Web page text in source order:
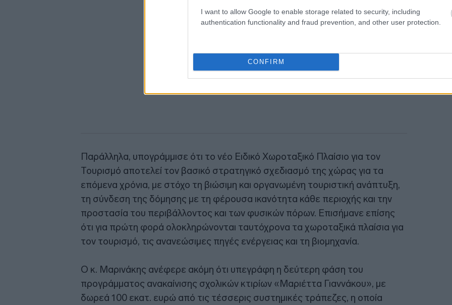
I want to allow Google to enable storage related to security, including
authentication functionality and fraud prevention, and other user protection.
CONFIRM
Παράλληλα, υπογράμμισε ότι το νέο Ειδικό Χωροταξικό Πλαίσιο για τον
Τουρισμό αποτελεί τον βασικό στρατηγικό σχεδιασμό της χώρας για τα
επόμενα χρόνια, με στόχο τη βιώσιμη και οργανωμένη τουριστική ανάπτυξη,
τη σύνδεση της δόμησης με τη φέρουσα ικανότητα κάθε περιοχής και την
προστασία του περιβάλλοντος και των φυσικών πόρων. Επισήμανε επίσης
ότι για πρώτη φορά ολοκληρώνονται ταυτόχρονα τα χωροταξικά πλαίσια για
τον τουρισμό, τις ανανεώσιμες πηγές ενέργειας και τη βιομηχανία.
Ο κ. Μαρινάκης ανέφερε ακόμη ότι υπεγράφη η δεύτερη φάση του
προγράμματος ανακαίνισης σχολικών κτιρίων «Μαριέττα Γιαννάκου», με
δωρεά 100 εκατ. ευρώ από τις τέσσερις συστημικές τράπεζες, η οποία